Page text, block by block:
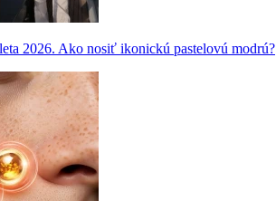
2026. Ako nosiť ikonickú pastelovú modrú?